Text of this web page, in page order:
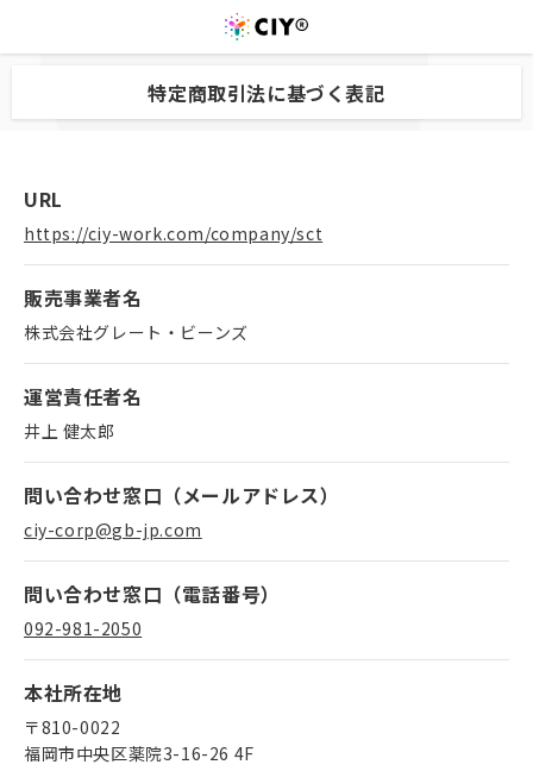
特定商取引法に基づく表記
URL
https://ciy-work.com/company/sct
販売事業者名
株式会社グレート・ビーンズ
運営責任者名
井上 健太郎
問い合わせ窓口（メールアドレス）
ciy-corp@gb-jp.com
問い合わせ窓口（電話番号）
092-981-2050
本社所在地
〒810-0022
福岡市中央区薬院3-16-26 4F